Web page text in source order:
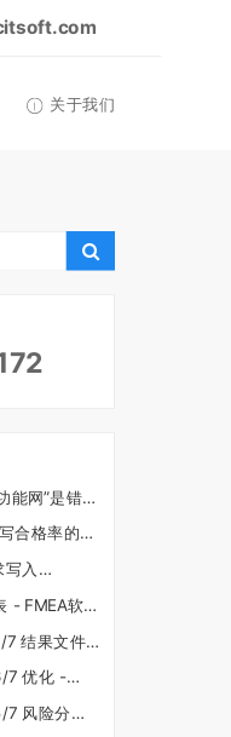
关于我们
能网”是错误
合格率的要
入
- FMEA软
7 结果文件
7 优化 -
风险分析 -